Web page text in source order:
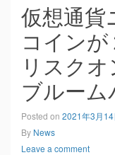
仮想通貨
コインが
リスク
ブルー
Posted on 2021年3月14
By News
Leave a comment